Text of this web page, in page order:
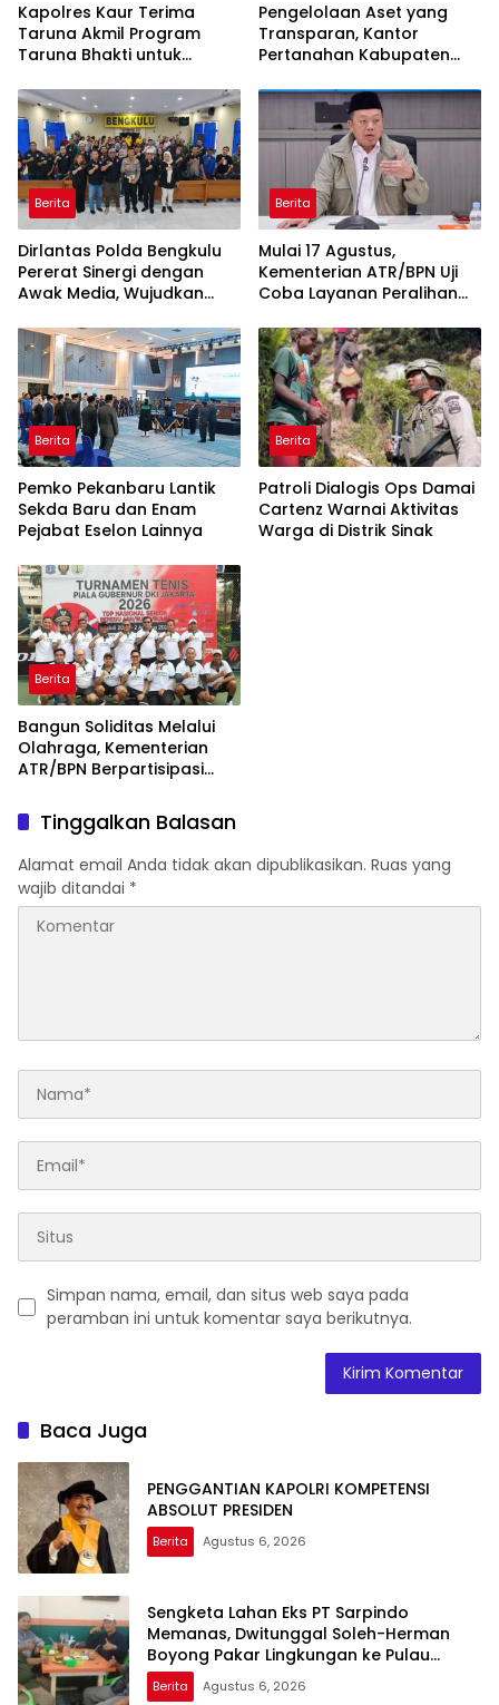
Kapolres Kaur Terima
Taruna Akmil Program
Taruna Bhakti untuk
Rakyat Kabupaten Kaur
Pengelolaan Aset yang
Transparan, Kantor
Pertanahan Kabupaten
kepada Pemenang Lelang
Berita
Dirlantas Polda Bengkulu
Pererat Sinergi dengan
Awak Media, Wujudkan
dan Berkualitas
Berita
Mulai 17 Agustus,
Kementerian ATR/BPN Uji
Coba Layanan Peralihan
Berita
Pemko Pekanbaru Lantik
Sekda Baru dan Enam
Pejabat Eselon Lainnya
Berita
Patroli Dialogis Ops Damai
Cartenz Warnai Aktivitas
Warga di Distrik Sinak
Berita
Bangun Soliditas Melalui
Olahraga, Kementerian
ATR/BPN Berpartisipasi
Piala Gubernur DKI Jakarta
2026Tinggalkan Balasan
Alamat email Anda tidak akan dipublikasikan. Ruas yang
wajib ditandai *
Simpan nama, email, dan situs web saya pada
peramban ini untuk komentar saya berikutnya.
Baca Juga
PENGGANTIAN KAPOLRI KOMPETENSI
ABSOLUT PRESIDEN
Berita Agustus 6, 2026
Sengketa Lahan Eks PT Sarpindo
Memanas, Dwitunggal Soleh-Herman
Boyong Pakar Lingkungan ke Pulau
Rupat
Berita Agustus 6, 2026